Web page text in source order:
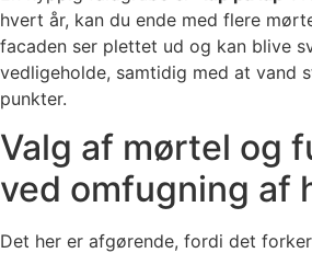
hvert år, kan du ende med flere
facaden ser plettet ud og kan blive
vedligeholde, samtidig med at vand
punkter.
Valg af mørtel og
ved omfugning af
Det her er afgørende, fordi det